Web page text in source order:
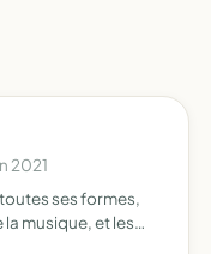
2021
ses formes,
musique, et les